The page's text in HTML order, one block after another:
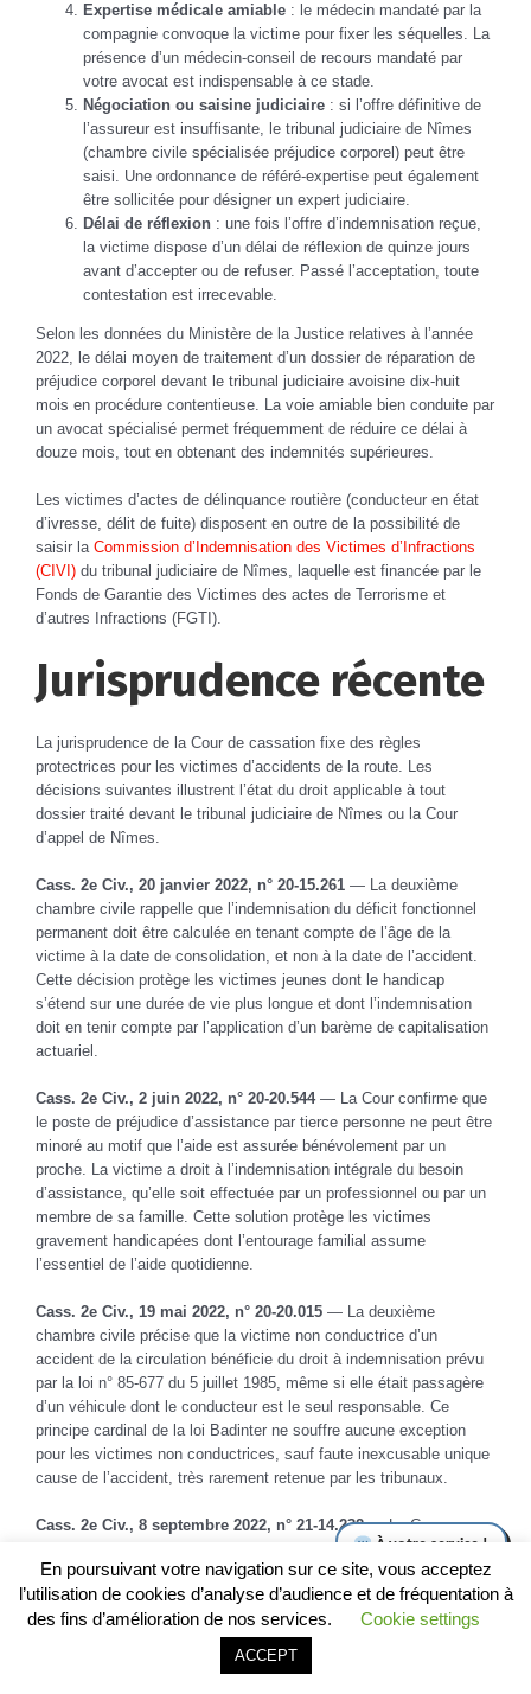
Expertise médicale amiable : le médecin mandaté par la
compagnie convoque la victime pour fixer les séquelles. La
présence d’un médecin-conseil de recours mandaté par
votre avocat est indispensable à ce stade.
Négociation ou saisine judiciaire : si l’offre définitive de
l’assureur est insuffisante, le tribunal judiciaire de Nîmes
(chambre civile spécialisée préjudice corporel) peut être
saisi. Une ordonnance de référé-expertise peut également
être sollicitée pour désigner un expert judiciaire.
Délai de réflexion : une fois l’offre d’indemnisation reçue,
la victime dispose d’un délai de réflexion de quinze jours
avant d’accepter ou de refuser. Passé l’acceptation, toute
contestation est irrecevable.
Selon les données du Ministère de la Justice relatives à l’année
2022, le délai moyen de traitement d’un dossier de réparation de
préjudice corporel devant le tribunal judiciaire avoisine dix-huit
mois en procédure contentieuse. La voie amiable bien conduite par
un avocat spécialisé permet fréquemment de réduire ce délai à
douze mois, tout en obtenant des indemnités supérieures.
Les victimes d’actes de délinquance routière (conducteur en état
d’ivresse, délit de fuite) disposent en outre de la possibilité de
saisir la Commission d’Indemnisation des Victimes d’Infractions
(CIVI) du tribunal judiciaire de Nîmes, laquelle est financée par le
Fonds de Garantie des Victimes des actes de Terrorisme et
d’autres Infractions (FGTI).
Jurisprudence récente
La jurisprudence de la Cour de cassation fixe des règles
protectrices pour les victimes d’accidents de la route. Les
décisions suivantes illustrent l’état du droit applicable à tout
dossier traité devant le tribunal judiciaire de Nîmes ou la Cour
d’appel de Nîmes.
Cass. 2e Civ., 20 janvier 2022, n° 20-15.261 — La deuxième
chambre civile rappelle que l’indemnisation du déficit fonctionnel
permanent doit être calculée en tenant compte de l’âge de la
victime à la date de consolidation, et non à la date de l’accident.
Cette décision protège les victimes jeunes dont le handicap
s’étend sur une durée de vie plus longue et dont l’indemnisation
doit en tenir compte par l’application d’un barème de capitalisation
actuariel.
Cass. 2e Civ., 2 juin 2022, n° 20-20.544— La Cour confirme que
le poste de préjudice d’assistance par tierce personne ne peut être
minoré au motif que l’aide est assurée bénévolement par un
proche. La victime a droit à l’indemnisation intégrale du besoin
d’assistance, qu’elle soit effectuée par un professionnel ou par un
membre de sa famille. Cette solution protège les victimes
gravement handicapées dont l’entourage familial assume
l’essentiel de l’aide quotidienne.
Cass. 2e Civ., 19 mai 2022, n° 20-20.015 — La deuxième
chambre civile précise que la victime non conductrice d’un
accident de la circulation bénéficie du droit à indemnisation prévu
par la loi n° 85-677 du 5 juillet 1985, même si elle était passagère
d’un véhicule dont le conducteur est le seul responsable. Ce
principe cardinal de la loi Badinter ne souffre aucune exception
pour les victimes non conductrices, sauf faute inexcusable unique
cause de l’accident, très rarement retenue par les tribunaux.
Cass. 2e Civ., 8 septembre 2022, n° 21-14.232— La Cour
n’est opposable à la victime que si celle-ci a eu connaissance de
l’étendue réelle de son préjudice au moment de la signature. Une
transaction conclue avant consolidation médicale ou sur la base
En poursuivant votre navigation sur ce site, vous acceptez
l’utilisation de cookies d’analyse d’audience et de fréquentation à
des fins d’amélioration de nos services.
Cookie settings
ACCEPTÊtre rappelé